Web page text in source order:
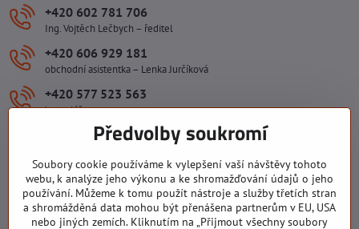
+420 602 781 706
Ing. Vojtěch Lečbych – ředitel
+420 606 929 181
obchodní asistentka – Lenka Jurčíková
+420 577 523 563
kancelář
ivlecbych​@seznam​.cz
Důležité odkazy
Předvolby soukromí
Soubory cookie používáme k vylepšení vaší návštěvy tohoto
webu, k analýze jeho výkonu a ke shromažďování údajů o jeho
používání. Můžeme k tomu použít nástroje a služby třetích stran
a shromážděná data mohou být přenášena partnerům v EU, USA
nebo jiných zemích. Kliknutím na „Přijmout všechny soubory